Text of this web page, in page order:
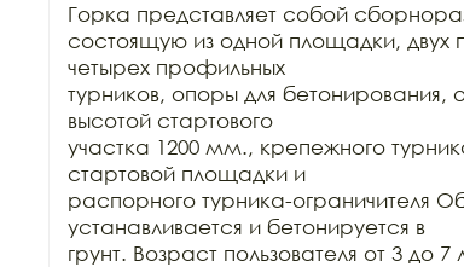
Горка представляет собой
состоящую из одной площадки, двух
четырех профильных
турников, опоры для бетонирования,
высотой стартового
участка 1200 мм., крепежного
стартовой площадки и
распорного турника-ограничителя
устанавливается и бетонируется в
грунт. Возраст пользователя от 3 до 7